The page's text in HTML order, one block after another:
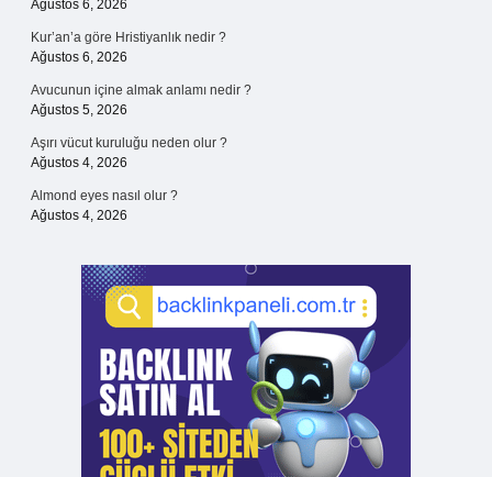
Ağustos 6, 2026
Kur’an’a göre Hristiyanlık nedir ?
Ağustos 6, 2026
Avucunun içine almak anlamı nedir ?
Ağustos 5, 2026
Aşırı vücut kuruluğu neden olur ?
Ağustos 4, 2026
Almond eyes nasıl olur ?
Ağustos 4, 2026